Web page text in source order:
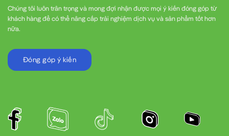
Chúng tôi luôn trân trọng và mong đợi nhận được mọi ý kiến đóng góp từ
khách hàng để có thể nâng cấp trải nghiệm dịch vụ và sản phẩm tốt hơn
nữa.
Đóng góp ý kiến